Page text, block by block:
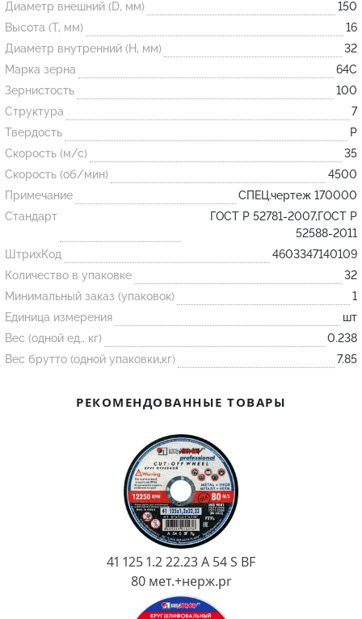
Огнеупорные
изделия
Скачать каталог
Тигель
Муфель
Черпак
Шербер
Трубка
Стержень
Пробка
Подставка
Лодочка
Контакт
Желоб
Диаметр внешний (D, мм)
150
Высота (T, мм)
16
Диаметр внутренний (H, мм)
32
Марка зерна
64С
Зернистость
100
Структура
7
Твердость
P
Скорость (м/с)
35
Скорость (об/мин)
4500
Примечание
СПЕЦ.чертеж 170000
Стандарт
ГОСТ Р 52781-2007,ГОСТ Р
52588-2011
ШтрихКод
4603347140109
Количество в упаковке
32
Минимальный заказ (упаковок)
1
Единица измерения
шт
Вес (одной ед., кг)
0.238
Вес брутто (одной упаковки,кг)
7.85
РЕКОМЕНДОВАННЫЕ ТОВАРЫ
41 125 1.2 22.23 A 54 S BF
80 мет.+нерж.pr